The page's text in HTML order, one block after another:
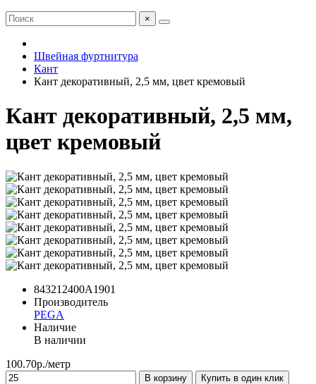
×
Швейная фуртнитура
Кант
Кант декоративный, 2,5 мм, цвет кремовый
Кант декоративный, 2,5 мм,
цвет кремовый
843212400A1901
Производитель
PEGA
Наличие
В наличии
100.70р./метр
В корзину Купить в один клик